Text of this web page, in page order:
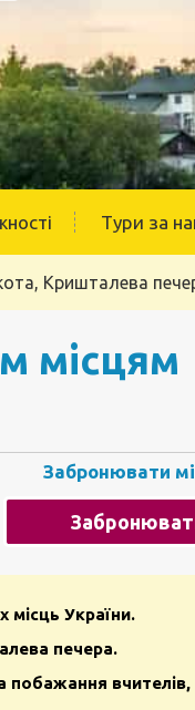
Тури за
Кришталева
місцям
Забронювати
місць України.
печера.
побажання вчителів,